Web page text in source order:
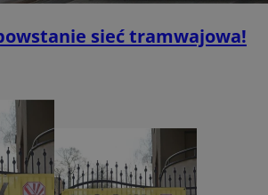
sieć tramwajowa!